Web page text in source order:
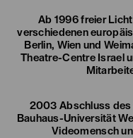
Ab 1996 freier
verschiedenen
Berlin, Wien und
Theatre-Centre Israel
2003 Abschluss des
Bauhaus-Universität
Videomensch